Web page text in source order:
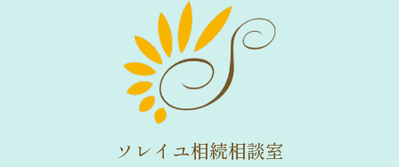
ソレイユ相続相談室